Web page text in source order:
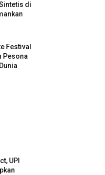
di
Festival
Pesona
UPI